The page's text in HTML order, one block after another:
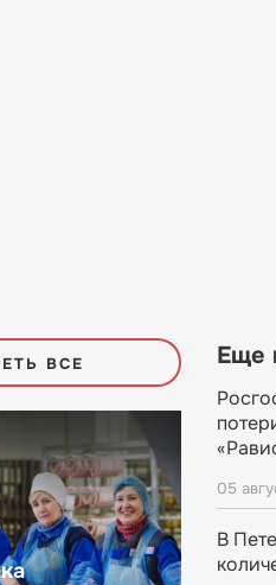
ВСЕ Еще
05
В